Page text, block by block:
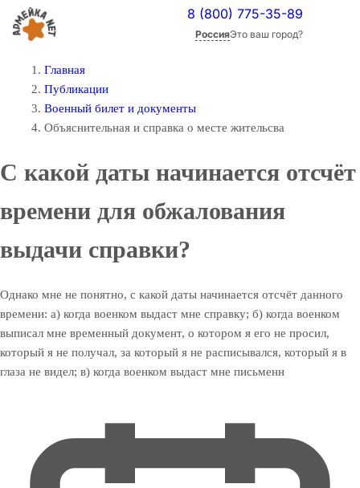
8 (800) 775-35-89
РоссияЭто ваш город?
Главная
Публикации
Военный билет и документы
Объяснительная и справка о месте жительсва
С какой даты начинается отсчёт
времени для обжалования
выдачи справки?
Однако мне не понятно, с какой даты начинается отсчёт данного
времени: а) когда военком выдаст мне справку; б) когда военком
выписал мне временный документ, о котором я его не просил,
который я не получал, за который я не расписывался, который я в
глаза не видел; в) когда военком выдаст мне письменн